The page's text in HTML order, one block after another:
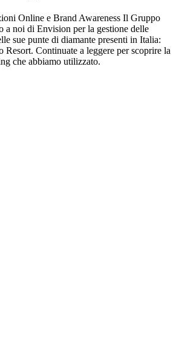
Online e Brand Awareness Il Gruppo
a noi di Envision per la gestione delle
sue punte di diamante presenti in Italia:
Resort. Continuate a leggere per scoprire la
che abbiamo utilizzato.